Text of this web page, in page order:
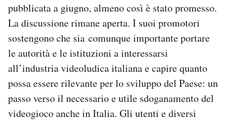
pubblicata a giugno, almeno così è stato promesso.
La discussione rimane aperta. I suoi promotori
sostengono che sia comunque importante portare
le autorità e le istituzioni a interessarsi
all’industria videoludica italiana e capire quanto
possa essere rilevante per lo sviluppo del Paese: un
passo verso il necessario e utile sdoganamento del
videogioco anche in Italia. Gli utenti e diversi